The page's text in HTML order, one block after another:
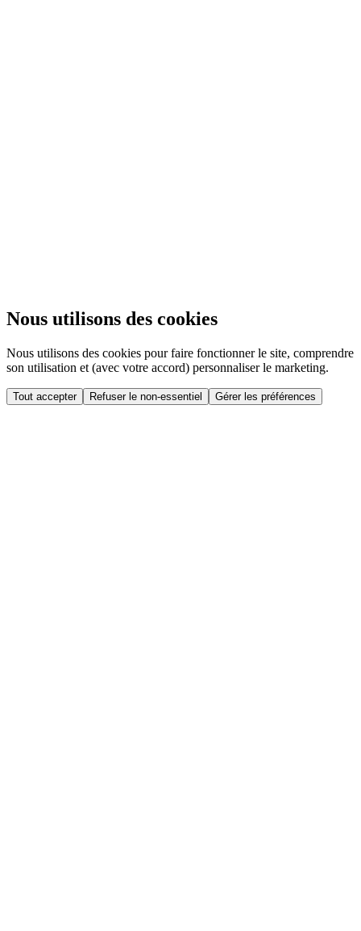
Nous utilisons des cookies
Nous utilisons des cookies pour faire fonctionner le site, comprendre
son utilisation et (avec votre accord) personnaliser le marketing.
Tout accepter Refuser le non-essentiel Gérer les préférences